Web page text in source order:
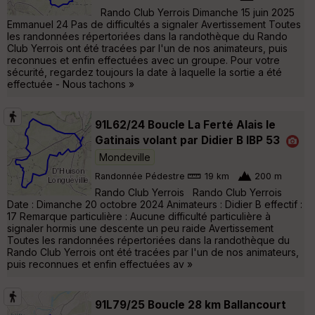
Rando Club Yerrois Dimanche 15 juin 2025
Emmanuel 24 Pas de difficultés a signaler Avertissement Toutes
les randonnées répertoriées dans la randothèque du Rando
Club Yerrois ont été tracées par l'un de nos animateurs, puis
reconnues et enfin effectuées avec un groupe. Pour votre
sécurité, regardez toujours la date à laquelle la sortie a été
effectuée - Nous tachons »
91L62/24 Boucle La Ferté Alais le
Gatinais volant par Didier B IBP 53
Mondeville
Randonnée Pédestre 19 km 200 m
Rando Club Yerrois Rando Club Yerrois
Date : Dimanche 20 octobre 2024 Animateurs : Didier B effectif :
17 Remarque particulière : Aucune difficulté particulière à
signaler hormis une descente un peu raide Avertissement
Toutes les randonnées répertoriées dans la randothèque du
Rando Club Yerrois ont été tracées par l'un de nos animateurs,
puis reconnues et enfin effectuées av »
91L79/25 Boucle 28 km Ballancourt